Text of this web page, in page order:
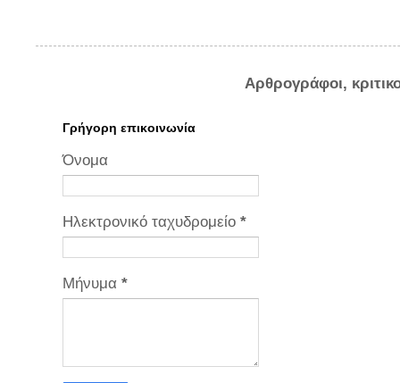
Αρθρογράφοι,
Γρήγορη επικοινωνία
Όνομα
Ηλεκτρονικό ταχυδρομείο *
Μήνυμα *